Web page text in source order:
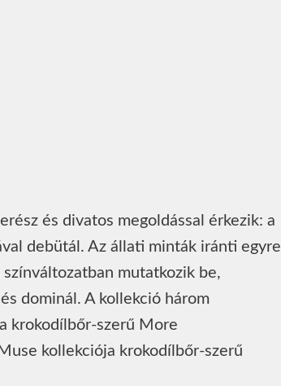
és divatos megoldással érkezik: a
debütál. Az állati minták iránti egyre
mutatkozik be,
dominál. A kollekció három
krokodílbőr-szerű More
kollekciója krokodílbőr-szerű